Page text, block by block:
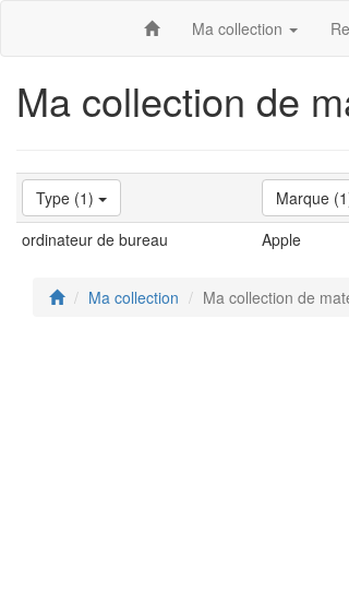
Ma collection
Ma collection de
Type (1) Marque
ordinateur de bureau
Apple
Ma collection Ma collection de